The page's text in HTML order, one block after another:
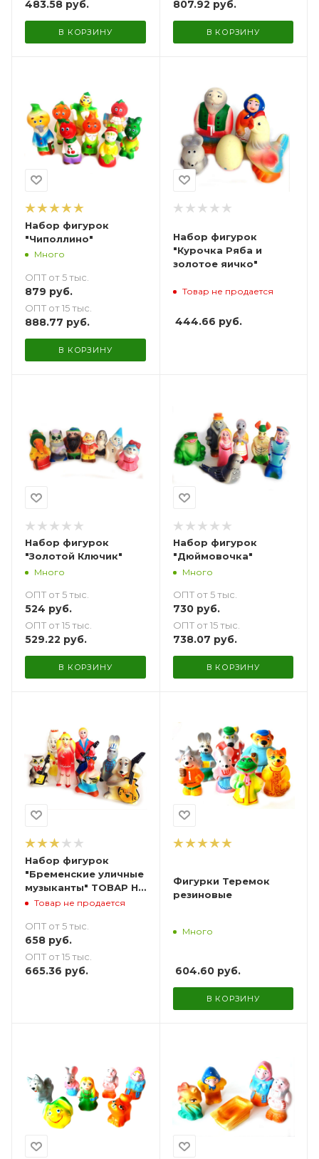
483.58 руб.
В КОРЗИНУ
807.92 руб.
В КОРЗИНУ
Набор фигурок
"Чиполлино"
Много
ОПТ от 5 тыс.
879 руб.
ОПТ от 15 тыс.
888.77 руб.
В КОРЗИНУ
Набор фигурок
"Курочка Ряба и
золотое яичко"
Товар не продается
444.66 руб.
Набор фигурок
"Золотой Ключик"
Много
ОПТ от 5 тыс.
524 руб.
ОПТ от 15 тыс.
529.22 руб.
В КОРЗИНУ
Набор фигурок
"Дюймовочка"
Много
ОПТ от 5 тыс.
730руб.
ОПТ от 15 тыс.
738.07 руб.
В КОРЗИНУ
Набор фигурок
"Бременские уличные
музыканты" ТОВАР НЕ
ПРЕДНАЗНАЧЕН ДЛЯ
Товар не продается
ОПТ от 5 тыс.
658 руб.
ОПТ от 15 тыс.
665.36 руб.
Фигурки Теремок
резиновые
Много
604.60руб.
В КОРЗИНУ